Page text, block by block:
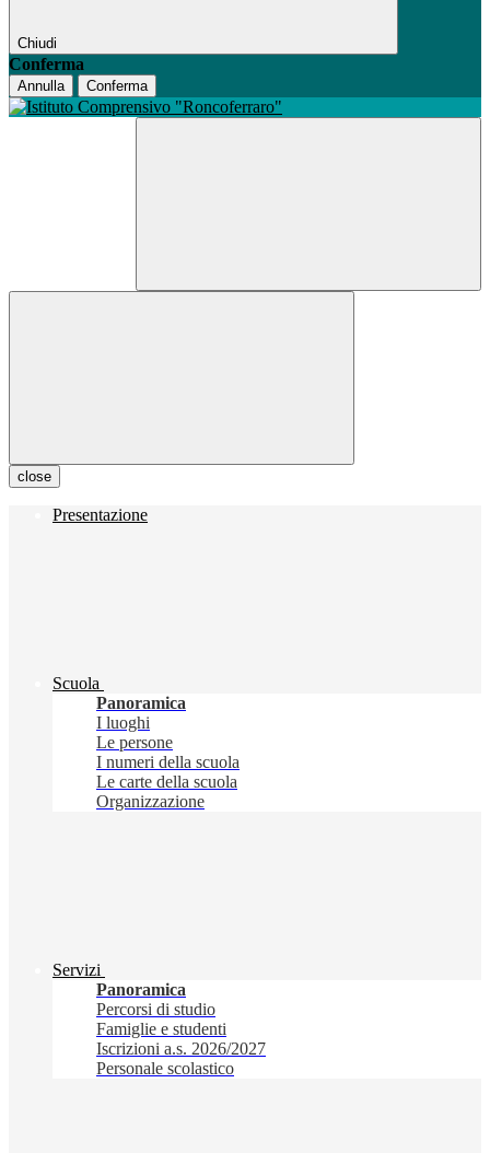
Chiudi
Conferma
Annulla Conferma
close
Presentazione
Scuola
Panoramica
I luoghi
Le persone
I numeri della scuola
Le carte della scuola
Organizzazione
Servizi
Panoramica
Percorsi di studio
Famiglie e studenti
Iscrizioni a.s. 2026/2027
Personale scolastico